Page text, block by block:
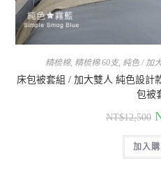
精梳棉, 精梳棉 60支, 純色 / 加
床包被套組 / 加大雙人 純色設計
包被
NT$12,500
加入